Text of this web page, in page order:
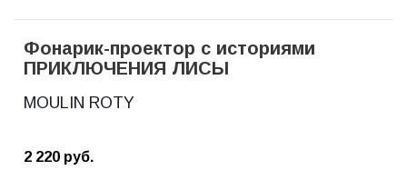
Фонарик-проектор с историями
ПРИКЛЮЧЕНИЯ ЛИСЫ
MOULIN ROTY
2 220 руб.